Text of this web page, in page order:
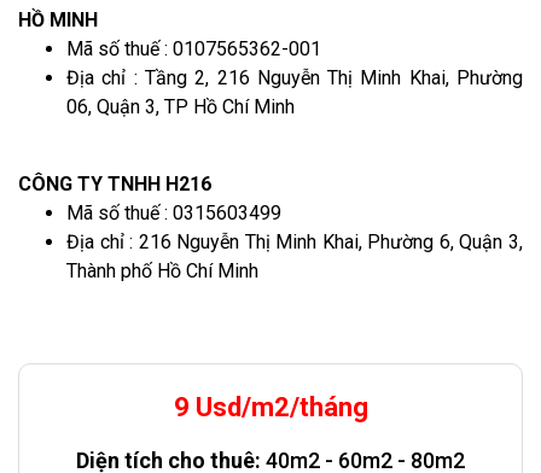
HỒ MINH
Mã số thuế : 0107565362-001
Địa chỉ : Tầng 2, 216 Nguyễn Thị Minh Khai, Phường
06, Quận 3, TP Hồ Chí Minh
CÔNG TY TNHH H216
Mã số thuế : 0315603499
Địa chỉ : 216 Nguyễn Thị Minh Khai, Phường 6, Quận 3,
Thành phố Hồ Chí Minh
9 Usd/m2/tháng
Diện tích cho thuê: 40m2 - 60m2 - 80m2